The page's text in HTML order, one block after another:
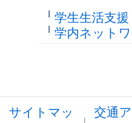
学生生活支援
学内ネット
サイトマッ
交通